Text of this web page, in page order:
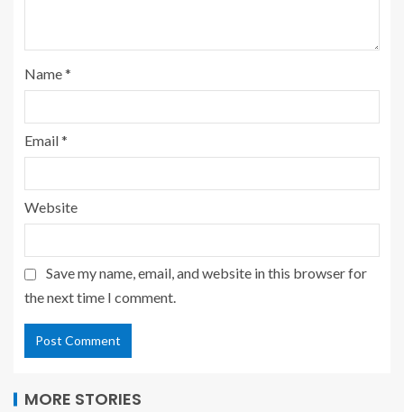
Name*
Email*
Website
Save my name, email, and website in this browser for
the next time I comment.
MORE STORIES